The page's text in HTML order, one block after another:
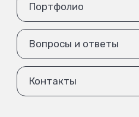
Портфолио
Вопросы и ответы
Контакты